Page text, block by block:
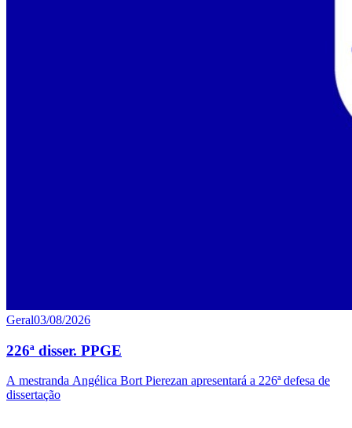
Geral03/08/2026
226ª disser. PPGE
A mestranda Angélica Bort Pierezan apresentará a 226ª defesa de
dissertação